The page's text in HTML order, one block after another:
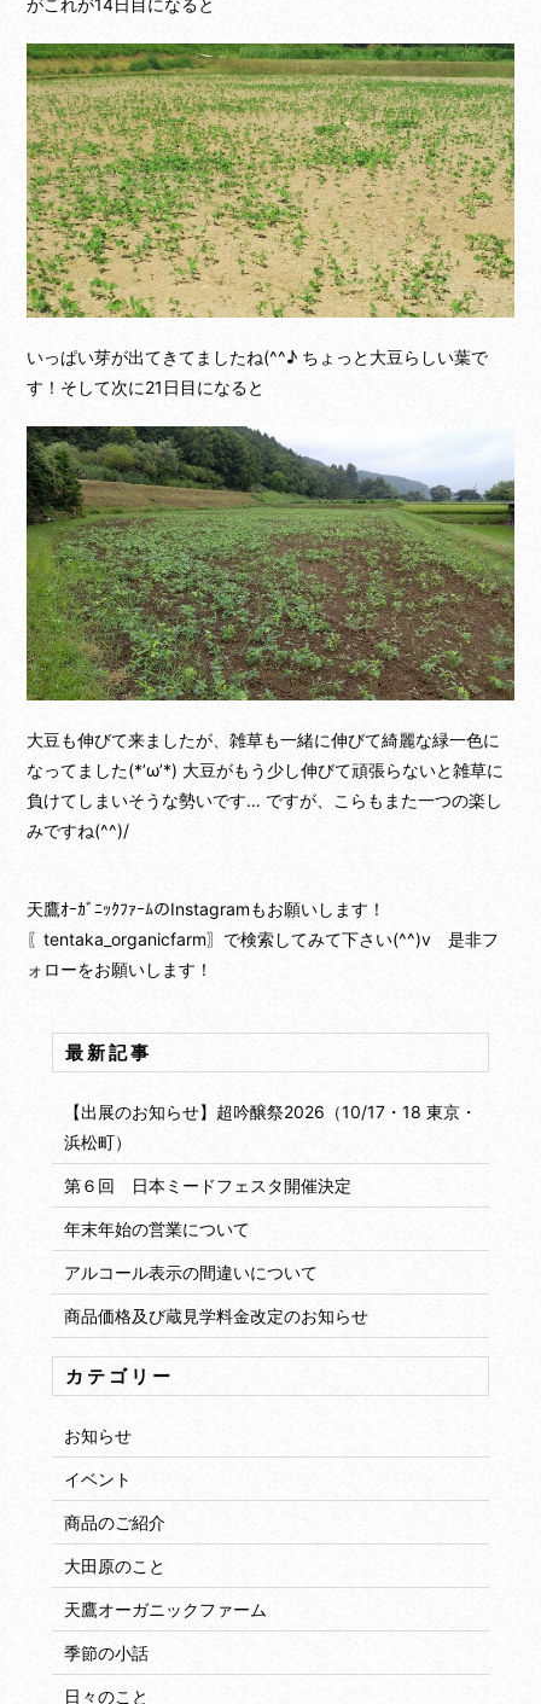
がこれが14日目になると
いっぱい芽が出てきてましたね(^^♪ ちょっと大豆らしい葉で
す！そして次に21日目になると
大豆も伸びて来ましたが、雑草も一緒に伸びて綺麗な緑一色に
なってました(*’ω’*) 大豆がもう少し伸びて頑張らないと雑草に
負けてしまいそうな勢いです… ですが、こらもまた一つの楽し
みですね(^^)/
天鷹ｵｰｶﾞﾆｯｸﾌｧｰﾑのInstagramもお願いします！
〖tentaka_organicfarm〗で検索してみて下さい(^^)v 是非フ
ォローをお願いします！
最新記事
【出展のお知らせ】超吟醸祭2026（10/17・18 東京・
浜松町）
第６回 日本ミードフェスタ開催決定
年末年始の営業について
アルコール表示の間違いについて
商品価格及び蔵見学料金改定のお知らせ
カテゴリー
お知らせ
イベント
商品のご紹介
大田原のこと
天鷹オーガニックファーム
季節の小話
日々のこと